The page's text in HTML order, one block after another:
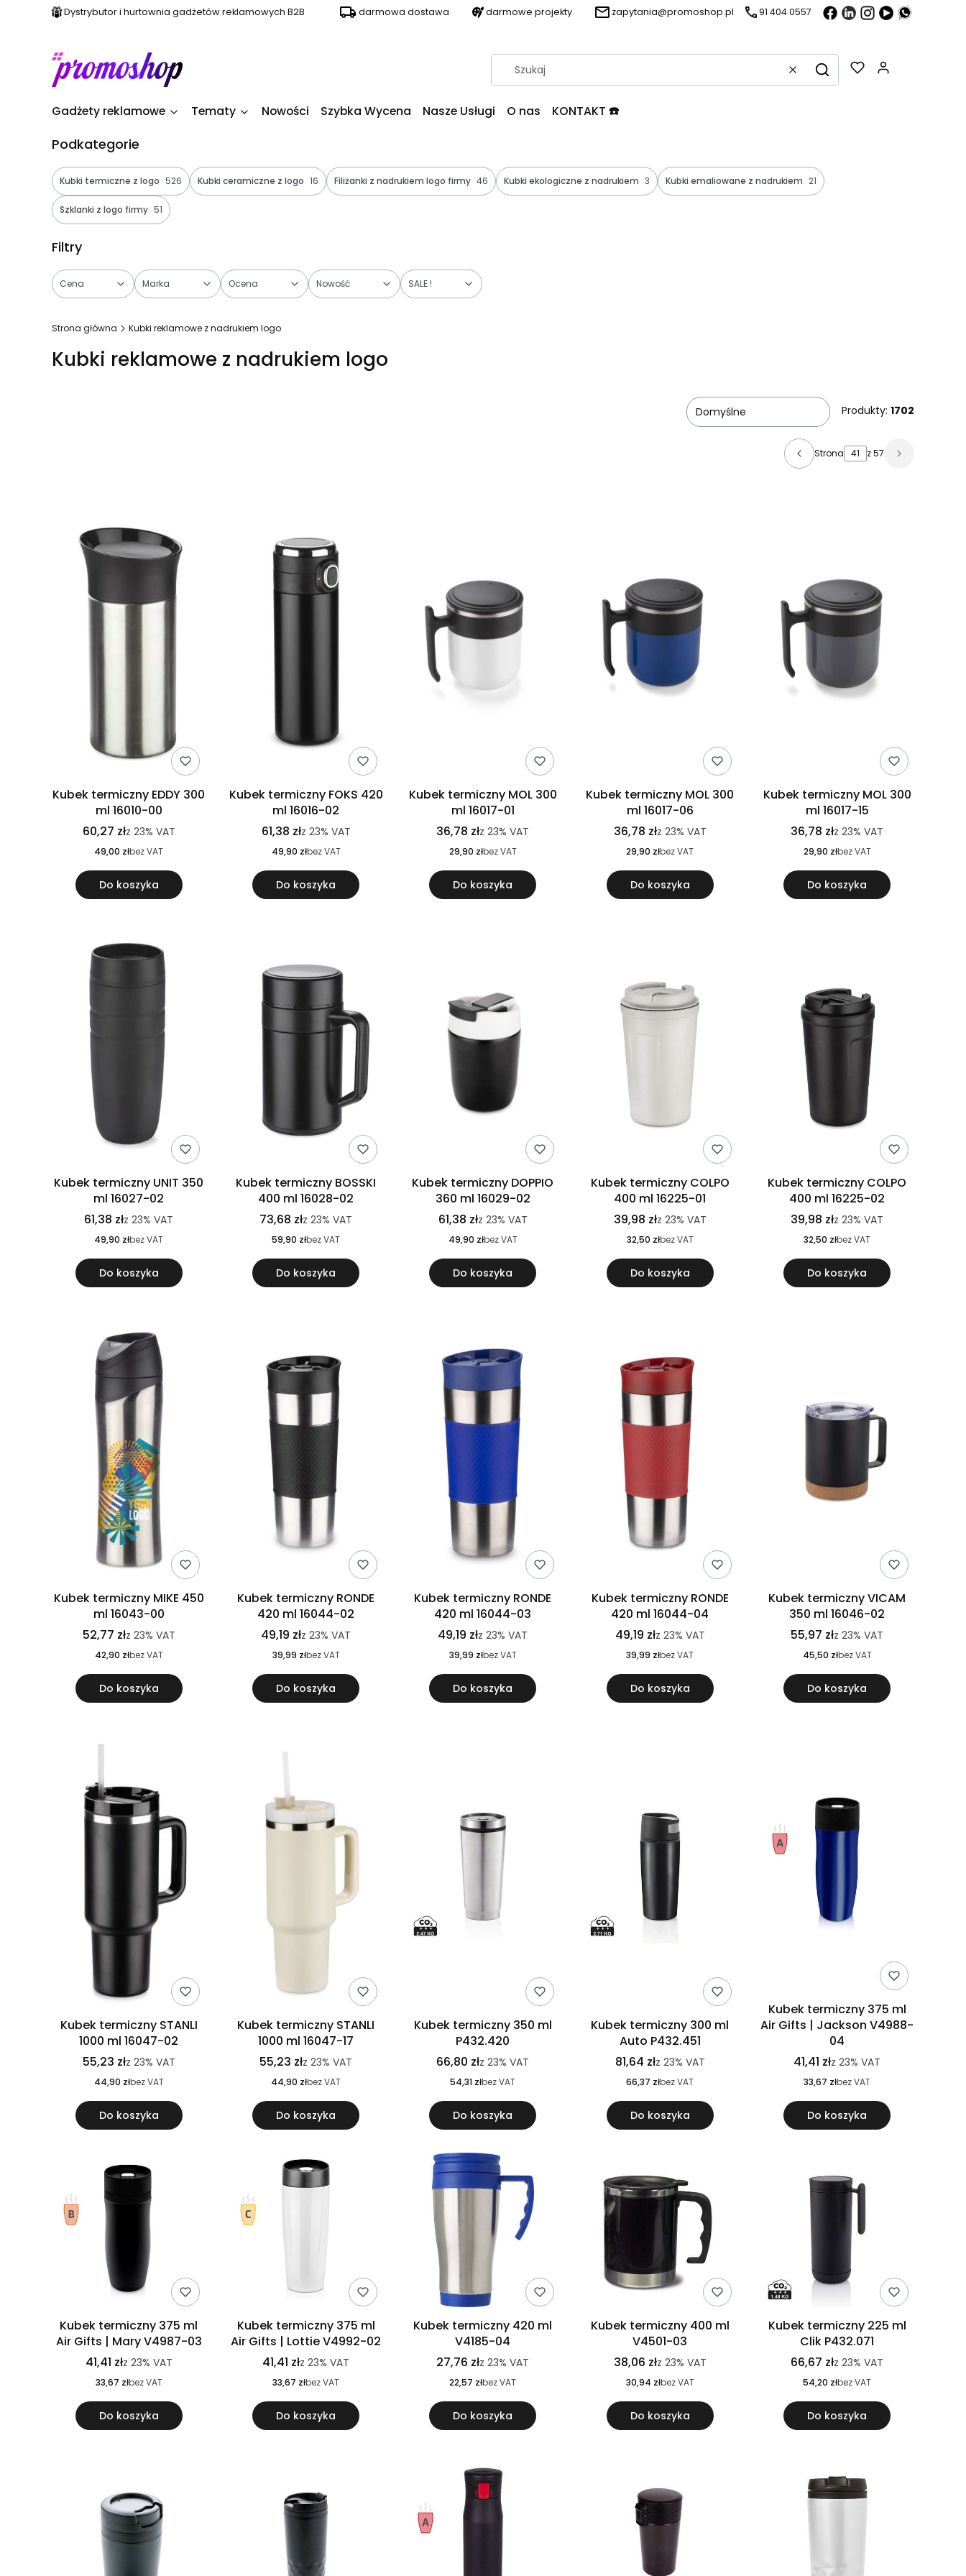
Dystrybutor i hurtownia gadżetów reklamowych B2B darmowa dostawa darmowe projekty zapytania@promoshop.pl 91 404 0557
WyczyśćSzukaj
Gadżety reklamowe Tematy Nowości Szybka Wycena Nasze Usługi O nas KONTAKT ☎️
Podkategorie
Kubki termiczne z logo 526 Kubki ceramiczne z logo 16 Filiżanki z nadrukiem logo firmy 46 Kubki ekologiczne z nadrukiem 3 Kubki emaliowane z nadrukiem 21
Szklanki z logo firmy 51
Filtry
Cena Marka Ocena Nowość SALE !
Strona główna Kubki reklamowe z nadrukiem logo
Kubki reklamowe z nadrukiem logo
Domyślne Produkty: 1702
Strona z 57
Kubek termiczny EDDY 300
ml 16010-00
60,27 złz 23% VAT
49,00 złbez VAT
Do koszyka
Kubek termiczny FOKS 420
ml 16016-02
61,38 złz 23% VAT
49,90 złbez VAT
Do koszyka
Kubek termiczny MOL 300
ml 16017-01
36,78 złz23% VAT
29,90 złbez VAT
Do koszyka
Kubek termiczny MOL 300
ml 16017-06
36,78 złz 23% VAT
29,90 złbez VAT
Do koszyka
Kubek termiczny MOL 300
ml 16017-15
36,78 złz23% VAT
29,90 złbez VAT
Do koszyka
Kubek termiczny UNIT 350
ml 16027-02
61,38 złz23% VAT
49,90 złbez VAT
Do koszyka
Kubek termiczny BOSSKI
400 ml 16028-02
73,68 złz23% VAT
59,90 złbez VAT
Do koszyka
Kubek termiczny DOPPIO
360 ml 16029-02
61,38 złz 23% VAT
49,90 złbez VAT
Do koszyka
Kubek termiczny COLPO
400 ml 16225-01
39,98 złz 23% VAT
32,50 złbez VAT
Do koszyka
Kubek termiczny COLPO
400 ml 16225-02
39,98 złz23% VAT
32,50 złbez VAT
Do koszyka
Kubek termiczny MIKE 450
ml 16043-00
52,77 złz 23% VAT
42,90 złbez VAT
Do koszyka
Kubek termiczny RONDE
420 ml 16044-02
49,19 złz23% VAT
39,99 złbez VAT
Do koszyka
Kubek termiczny RONDE
420 ml 16044-03
49,19 złz23% VAT
39,99 złbez VAT
Do koszyka
Kubek termiczny RONDE
420 ml 16044-04
49,19 złz 23% VAT
39,99 złbez VAT
Do koszyka
Kubek termiczny VICAM
350 ml 16046-02
55,97 złz23% VAT
45,50 złbez VAT
Do koszyka
Kubek termiczny STANLI
1000 ml 16047-02
55,23 złz 23% VAT
44,90 złbez VAT
Do koszyka
Kubek termiczny STANLI
1000 ml 16047-17
55,23 złz23% VAT
44,90 złbez VAT
Do koszyka
Kubek termiczny 350 ml
P432.420
66,80 złz23% VAT
54,31 złbez VAT
Do koszyka
Kubek termiczny 300 ml
Auto P432.451
81,64 złz 23% VAT
66,37 złbez VAT
Do koszyka
Kubek termiczny 375 ml
Air Gifts | Jackson V4988-
04
41,41 złz23% VAT
33,67 złbez VAT
Do koszyka
Kubek termiczny 375 ml
Air Gifts | Mary V4987-03
41,41 złz 23% VAT
33,67 złbez VAT
Do koszyka
Kubek termiczny 375 ml
Air Gifts | Lottie V4992-02
41,41 złz23% VAT
33,67 złbez VAT
Do koszyka
Kubek termiczny 420 ml
V4185-04
27,76 złz23% VAT
22,57 złbez VAT
Do koszyka
Kubek termiczny 400 ml
V4501-03
38,06 złz 23% VAT
30,94 złbez VAT
Do koszyka
Kubek termiczny 225 ml
Clik P432.071
66,67 złz23% VAT
54,20 złbez VAT
Do koszyka